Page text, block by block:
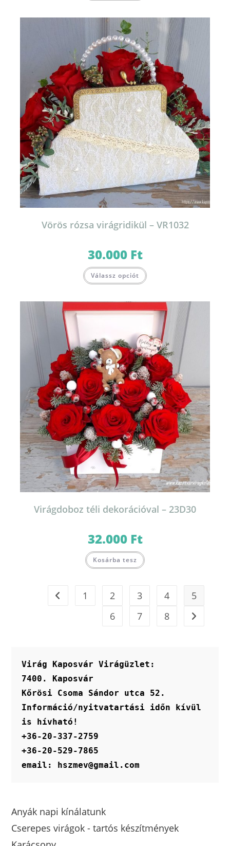
Vörös rózsa virágridikül – VR1032
30.000 Ft
Válassz opciót
Virágdoboz téli dekorációval – 23D30
32.000 Ft
Kosárba tesz
1 2 3 4
5
6
7 8
Virág Kaposvár Virágüzlet:
7400. Kaposvár
Kőrösi Csoma Sándor utca 52.
Információ/nyitvatartási időn kívül
is hívható!
+36-20-337-2759
+36-20-529-7865
email: hszmev@gmail.com
Anyák napi kínálatunk
Cserepes virágok - tartós készítmények